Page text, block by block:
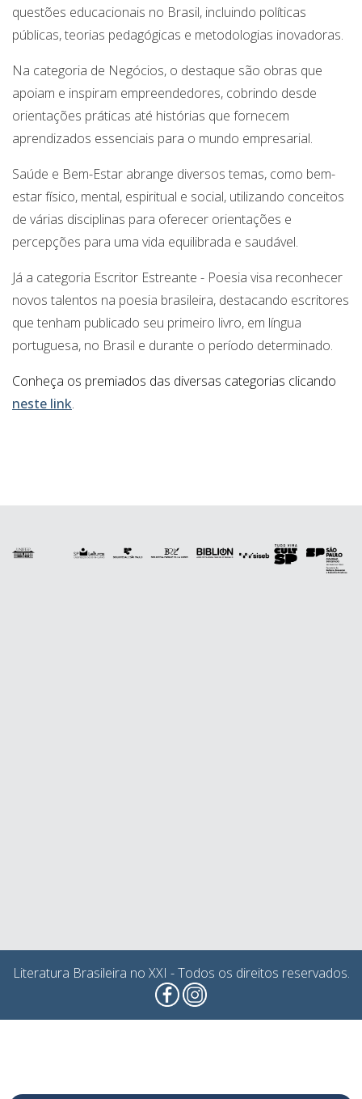
questões educacionais no Brasil, incluindo políticas
públicas, teorias pedagógicas e metodologias inovadoras.
Na categoria de Negócios, o destaque são obras que
apoiam e inspiram empreendedores, cobrindo desde
orientações práticas até histórias que fornecem
aprendizados essenciais para o mundo empresarial.
Saúde e Bem-Estar abrange diversos temas, como bem-
estar físico, mental, espiritual e social, utilizando conceitos
de várias disciplinas para oferecer orientações e
percepções para uma vida equilibrada e saudável.
Já a categoria Escritor Estreante - Poesia visa reconhecer
novos talentos na poesia brasileira, destacando escritores
que tenham publicado seu primeiro livro, em língua
portuguesa, no Brasil e durante o período determinado.
Conheça os premiados das diversas categorias clicando
neste link.
Literatura Brasileira no XXI - Todos os direitos reservados.